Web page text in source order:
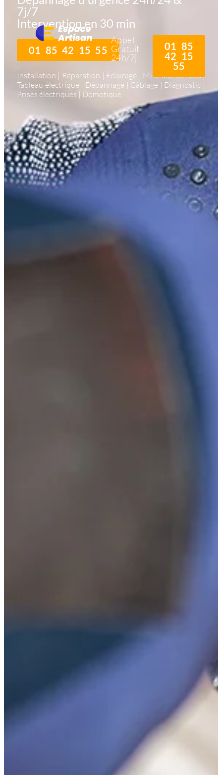
Appel
Gratuit
24h/7j
01 85
42 15
55
7j/7
Intervention en 30 min
01 85 42 15 55
Installation | Réparation | Éclairage | Mise aux normes |
Tableau électrique | Dépannage | Câblage | Diagnostic |
Prises électriques | Domotique